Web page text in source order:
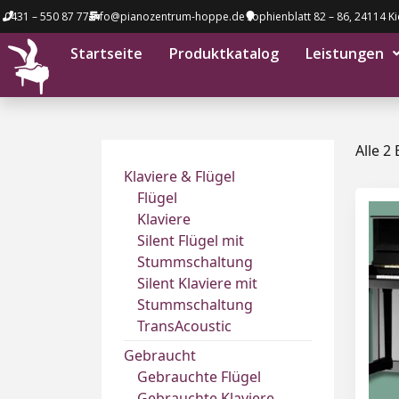
0431 – 550 87 77info@pianozentrum-hoppe.deSophienblatt 82 – 86, 24114
Startseite Produktkatalog Leistungen
Alle 2
Klaviere & Flügel
Flügel
Klaviere
Silent Flügel mit
Stummschaltung
Silent Klaviere mit
Stummschaltung
TransAcoustic
Gebraucht
Gebrauchte Flügel